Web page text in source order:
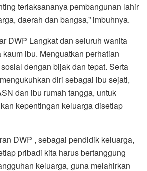
terlaksananya pembangunan lahir
daerah dan bangsa,” imbuhnya.
DWP Langkat dan seluruh wanita
kaum ibu. Menguatkan perhatian
dengan bijak dan tepat. Serta
diri sebagai ibu sejati,
dan ibu rumah tangga, untuk
kepentingan keluarga disetiap
DWP , sebagai pendidik keluarga,
pribadi kita harus bertanggung
keluarga, guna melahirkan